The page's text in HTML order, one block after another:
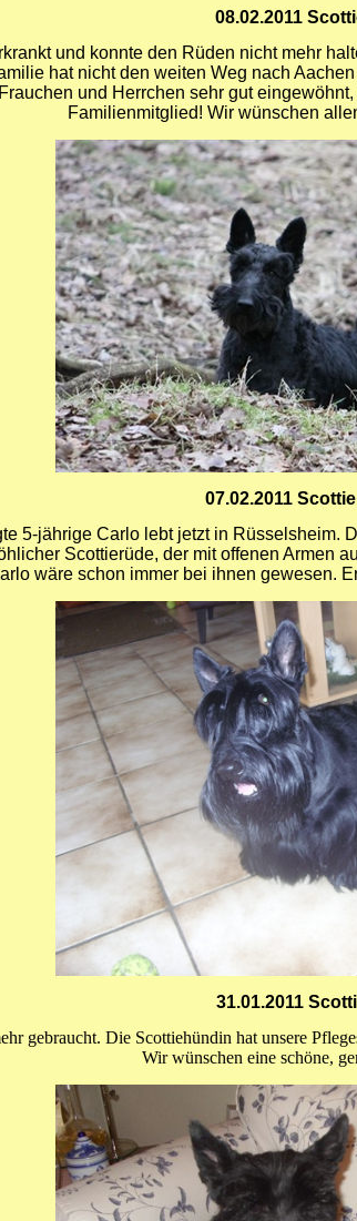
08.02.2011
und konnte den Rüden nicht mehr
hat nicht den weiten Weg nach
und Herrchen sehr gut
Familienmitglied! Wir wünschen
07.02.2011
5-jährige Carlo lebt jetzt in Rüsselsheim.
Scottierüde, der mit offenen Armen
wäre schon immer bei ihnen gewesen.
31.01.2011
gebraucht. Die Scottiehündin hat unsere
Wir wünschen eine schöne,